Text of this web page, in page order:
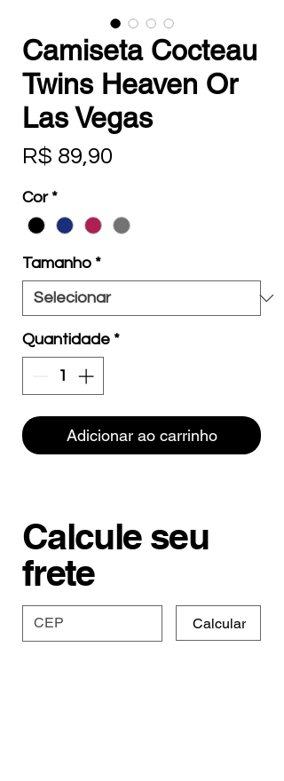
Camiseta Cocteau
Twins Heaven Or
Las Vegas
R$ 89,90
Cor *
Tamanho *
Quantidade *
Adicionar ao carrinho
Calcule seu
frete
Calcular